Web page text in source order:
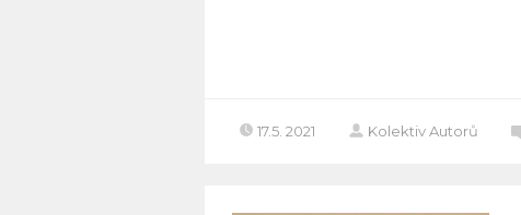
17.5. 2021 Kolektiv Autorů